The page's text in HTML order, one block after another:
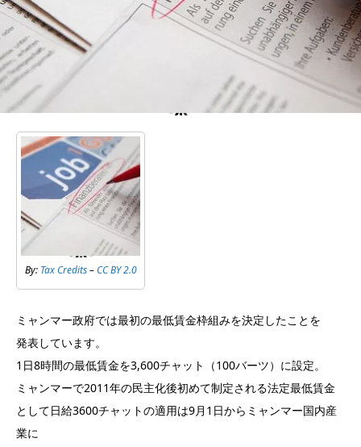
By: Tax Credits–CC BY 2.0
ミャンマー政府では最初の最低賃金枠組みを決定したことを
発表しています。
1日8時間の最低賃金を3,600チャット（100バーツ）に設定。
ミャンマーで2011年の民主化後初めて制定される法定最低賃金
として日給3600チャットの適用は9月1日からミャンマー国内産
業に